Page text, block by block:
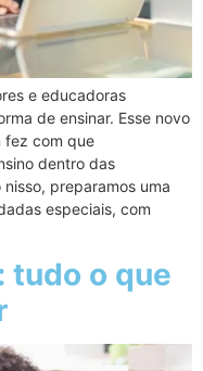
e educadoras
de ensinar. Esse novo
fez com que
dentro das
preparamos uma
especiais, com
tudo o que